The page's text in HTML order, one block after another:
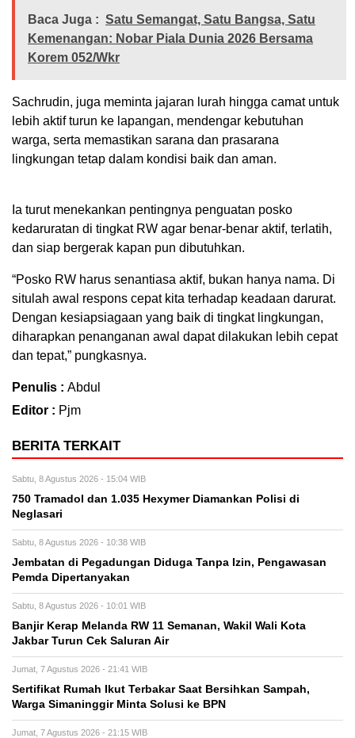
Baca Juga : Satu Semangat, Satu Bangsa, Satu
Kemenangan: Nobar Piala Dunia 2026 Bersama
Korem 052/Wkr
Sachrudin, juga meminta jajaran lurah hingga camat untuk
lebih aktif turun ke lapangan, mendengar kebutuhan
warga, serta memastikan sarana dan prasarana
lingkungan tetap dalam kondisi baik dan aman.
Ia turut menekankan pentingnya penguatan posko
kedaruratan di tingkat RW agar benar-benar aktif, terlatih,
dan siap bergerak kapan pun dibutuhkan.
“Posko RW harus senantiasa aktif, bukan hanya nama. Di
situlah awal respons cepat kita terhadap keadaan darurat.
Dengan kesiapsiagaan yang baik di tingkat lingkungan,
diharapkan penanganan awal dapat dilakukan lebih cepat
dan tepat,” pungkasnya.
Penulis : Abdul
Editor : Pjm
BERITA TERKAIT
Sabtu, 8 Agustus 2026 - 15:04 WIB
750 Tramadol dan 1.035 Hexymer Diamankan Polisi di
Neglasari
Sabtu, 8 Agustus 2026 - 10:38 WIB
Jembatan di Pegadungan Diduga Tanpa Izin, Pengawasan
Pemda Dipertanyakan
Sabtu, 8 Agustus 2026 - 10:01 WIB
Banjir Kerap Melanda RW 11 Semanan, Wakil Wali Kota
Jakbar Turun Cek Saluran Air
Jumat, 7 Agustus 2026 - 21:41 WIB
Sertifikat Rumah Ikut Terbakar Saat Bersihkan Sampah,
Warga Simaninggir Minta Solusi ke BPN
Jumat, 7 Agustus 2026 - 21:15 WIB